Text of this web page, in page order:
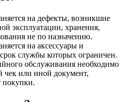
на дефекты, возникшие
эксплуатации, хранения,
не по назначению.
на аксессуары и
службы которых ограничен.
обслуживания необходимо
чек или иной документ,